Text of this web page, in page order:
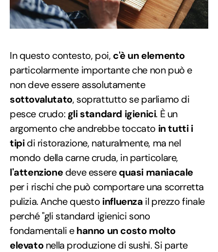
In questo contesto, poi, c'è un elemento
particolarmente importante che non può e
non deve essere assolutamente
sottovalutato, soprattutto se parliamo di
pesce crudo: gli standard igienici. È un
argomento che andrebbe toccato in tutti i
tipidi ristorazione, naturalmente, ma nel
mondo della carne cruda, in particolare,
l'attenzionedeve esserequasi maniacale
per i rischi che può comportare una scorretta
pulizia. Anche questo influenza il prezzo finale
perché "gli standard igienici sono
fondamentali ehanno un costo molto
elevatonella produzione di sushi. Si parte